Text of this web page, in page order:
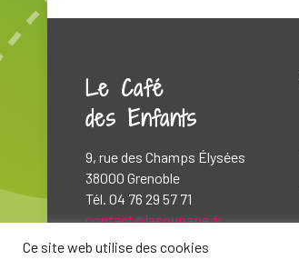
Le Café
des Enfants
9, rue des Champs Élysées
38000 Grenoble
Tél. 04 76 29 57 71
contact@lasoupape.fr
Ce site web utilise des cookies